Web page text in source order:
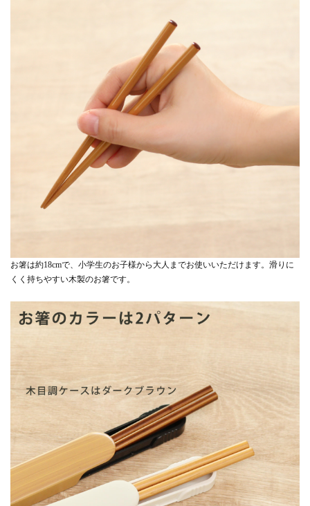
お箸は約18cmで、小学生のお子様から大人までお使いいただけます。滑りに
くく持ちやすい木製のお箸です。